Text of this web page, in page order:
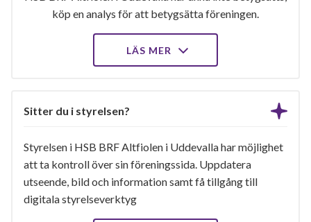
köp en analys för att betygsätta föreningen.
LÄS MER
Sitter du i styrelsen?
Styrelsen i HSB BRF Altfiolen i Uddevalla har möjlighet
att ta kontroll över sin föreningssida. Uppdatera
utseende, bild och information samt få tillgång till
digitala styrelseverktyg